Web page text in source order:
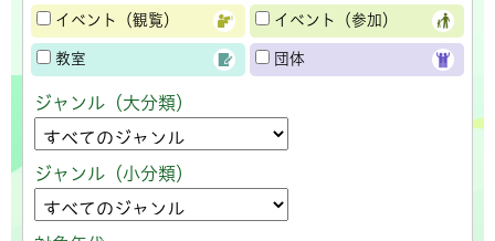
イベント（観覧） イベント（参加）
教室 団体
ジャンル（大分類）
ジャンル（小分類）